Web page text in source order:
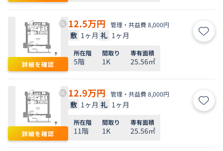
詳細を確認
12.5万円 管理・共益費 8,000円
敷 1ヶ月 礼 1ヶ月 お気
所在階
5階
間取り
1K
専有面積
25.56㎡
詳細を確認
12.9万円 管理・共益費 8,000円
敷 1ヶ月 礼 1ヶ月 お気
所在階
11階
間取り
1K
専有面積
25.56㎡